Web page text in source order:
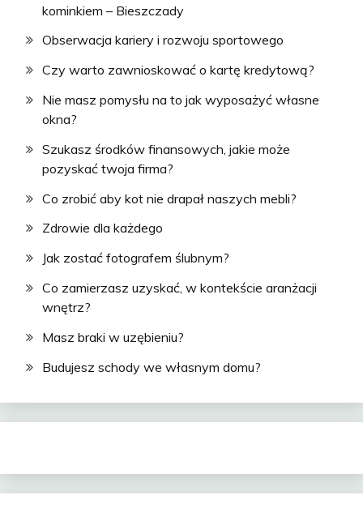
kominkiem – Bieszczady
Obserwacja kariery i rozwoju sportowego
Czy warto zawnioskować o kartę kredytową?
Nie masz pomysłu na to jak wyposażyć własne
okna?
Szukasz środków finansowych, jakie może
pozyskać twoja firma?
Co zrobić aby kot nie drapał naszych mebli?
Zdrowie dla każdego
Jak zostać fotografem ślubnym?
Co zamierzasz uzyskać, w kontekście aranżacji
wnętrz?
Masz braki w uzębieniu?
Budujesz schody we własnym domu?